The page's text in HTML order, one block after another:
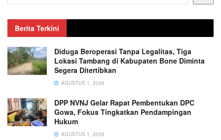
Berita Terkini
Diduga Beroperasi Tanpa Legalitas, Tiga
Lokasi Tambang di Kabupaten Bone Diminta
Segera Ditertibkan
AGUSTUS 1, 2026
DPP NVNJ Gelar Rapat Pembentukan DPC
Gowa, Fokus Tingkatkan Pendampingan
Hukum
AGUSTUS 1, 2026